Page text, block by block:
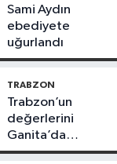
Sami Aydın
ebediyete
uğurlandı
TRABZON
Trabzon’un
değerlerini
Ganita’da
yaşatıyoruz